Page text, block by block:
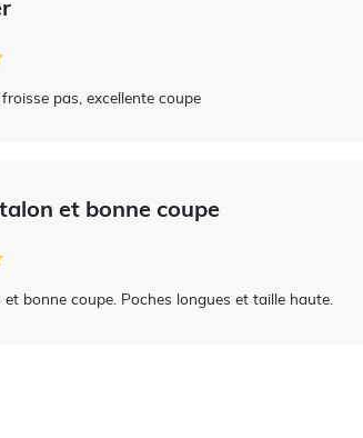
pas, excellente coupe
et bonne coupe
bonne coupe. Poches longues et taille haute.